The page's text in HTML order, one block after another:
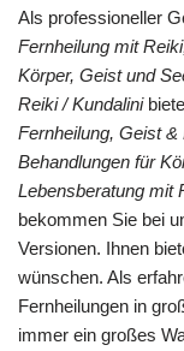
Als professioneller
Fernheilung mit
Körper, Geist und
Reiki / Kundalini
Fernheilung, Geist
Behandlungen für
Lebensberatung mit
bekommen Sie bei
Versionen. Ihnen
wünschen. Als
Fernheilungen in
immer ein großes